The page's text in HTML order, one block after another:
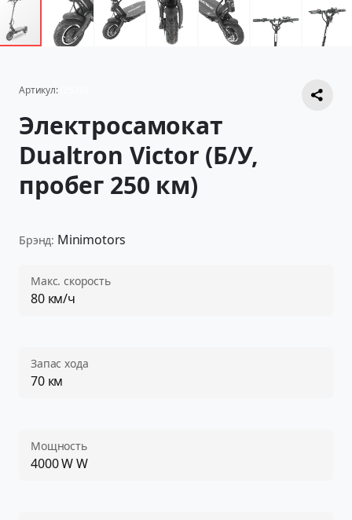
Артикул:
Электросамокат
Dualtron Victor (Б/У,
пробег 250 км)
Брэнд: Minimotors
Макс. скорость
80 км/ч
Запас хода
70 км
Мощность
4000 W W